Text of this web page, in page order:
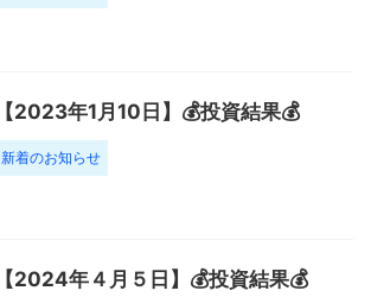
【2023年1月10日】💰投資結果💰
新着のお知らせ
【2024年４月５日】💰投資結果💰